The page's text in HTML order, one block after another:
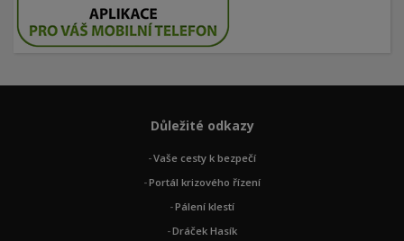
Důležité odkazy
Vaše cesty k bezpečí
Portál krizového řízení
Pálení klestí
Dráček Hasík